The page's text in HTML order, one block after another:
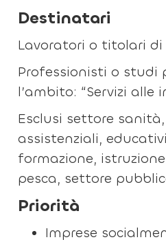
Destinatari
Lavoratori o titolari di
Professionisti o studi
l’ambito: “Servizi alle
Esclusi settore
assistenziali,
formazione,
pesca, settore
Priorità
Imprese